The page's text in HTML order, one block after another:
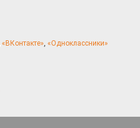
«ВКонтакте», «Одноклассники»